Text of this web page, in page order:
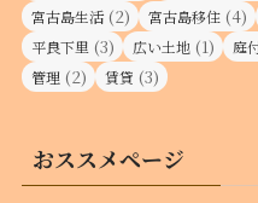
宮古島生活 (2) 宮古島移住 (4)
平良下里 (3) 広い土地 (1) 庭
管理 (2) 賃貸 (3)
おススメページ